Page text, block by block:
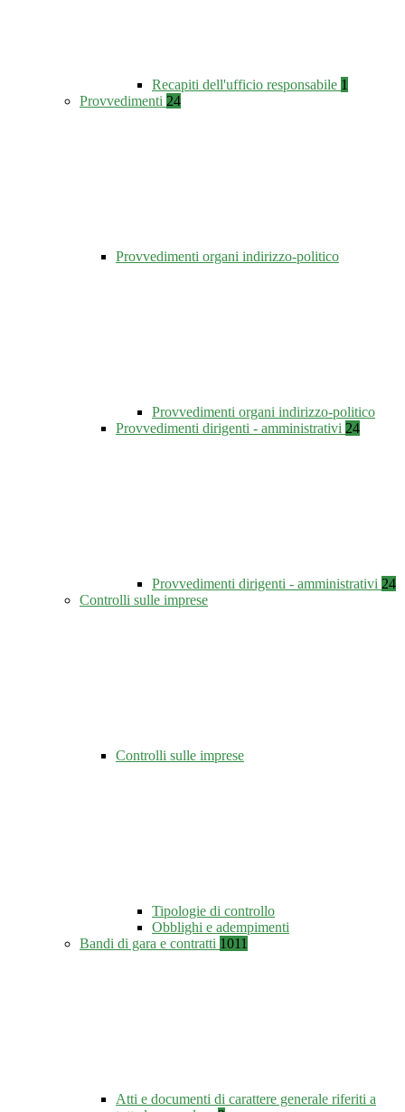
Recapiti dell'ufficio responsabile 1
Provvedimenti 24
Provvedimenti organi indirizzo-politico
Provvedimenti organi indirizzo-politico
Provvedimenti dirigenti - amministrativi 24
Provvedimenti dirigenti - amministrativi 24
Controlli sulle imprese
Controlli sulle imprese
Tipologie di controllo
Obblighi e adempimenti
Bandi di gara e contratti 1011
Atti e documenti di carattere generale riferiti a